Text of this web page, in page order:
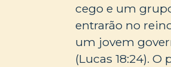
cego e um
entrarão no
um jovem
(Lucas 18:24).